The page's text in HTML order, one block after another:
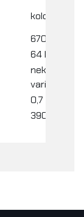
kolo
670 mm
64 kg
nekonečně
variabilní
0,7 kW
390 - 6500